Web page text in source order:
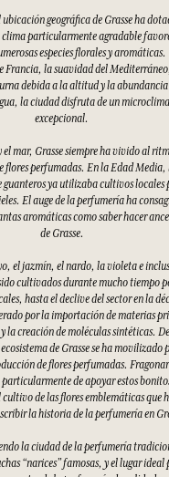
geográfica de Grasse ha
clima particularmente agradable
especies florales y aromáticas.
Francia, la suavidad del
debida a la altitud y la abundancia
la ciudad disfruta de un microclima
excepcional.
mar, Grasse siempre ha vivido al
flores perfumadas. En la Edad Media,
guanteros ya utilizaba cultivos locales
El auge de la perfumería ha
aromáticas como saber hacer
de Grasse.
el jazmín, el nardo, la violeta e
cultivados durante mucho tiempo
hasta el declive del sector en la
por la importación de materias
la creación de moléculas sintéticas.
de Grasse se ha movilizado
de flores perfumadas.
particularmente de apoyar estos
cultivo de las flores emblemáticas que
la historia de la perfumería en
la ciudad de la perfumería
“narices” famosas, y el lugar ideal